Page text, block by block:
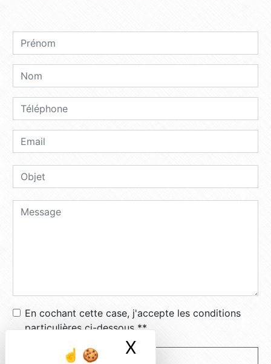
X Masquer le
En cochant cette case, j'accepte les conditions
particulières ci-dessous **